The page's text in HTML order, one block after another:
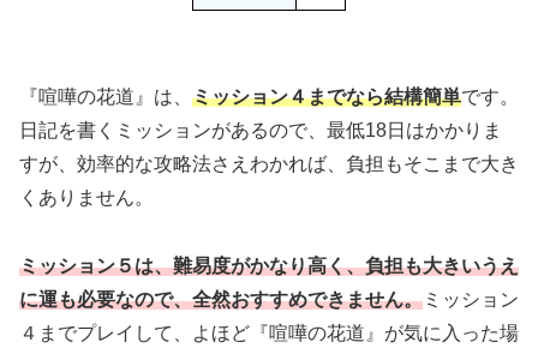
『喧嘩の花道』は、 ミッション４までなら結構簡単です。
日記を書くミッションがあるので、最低18日はかかりま
すが、効率的な攻略法さえわかれば、負担もそこまで大き
くありません。
ミッション５は、難易度がかなり高く、負担も大きいうえ
に運も必要なので、全然おすすめできません。 ミッション
４までプレイして、よほど『喧嘩の花道』が気に入った場